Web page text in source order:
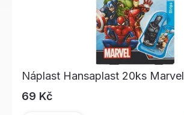
Náplast Hansaplast 20ks Marvel
69 Kč